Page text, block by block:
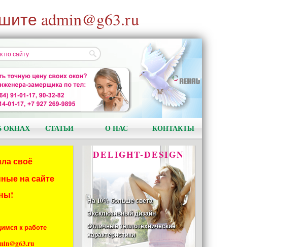
admin@g63.ru
ОКНАХ СТАТЬИ О НАС КОНТАКТЫ
своё
на сайте
к работе
АКЦИЯ!
Установи окно и получи
в подарок подарочный
сертификат на сумму
1000 рублей!
DELIGHT-DESIGN
На 10% больше света
Эксклюзивный дизайн
Отличные теплотехнические
характеристики